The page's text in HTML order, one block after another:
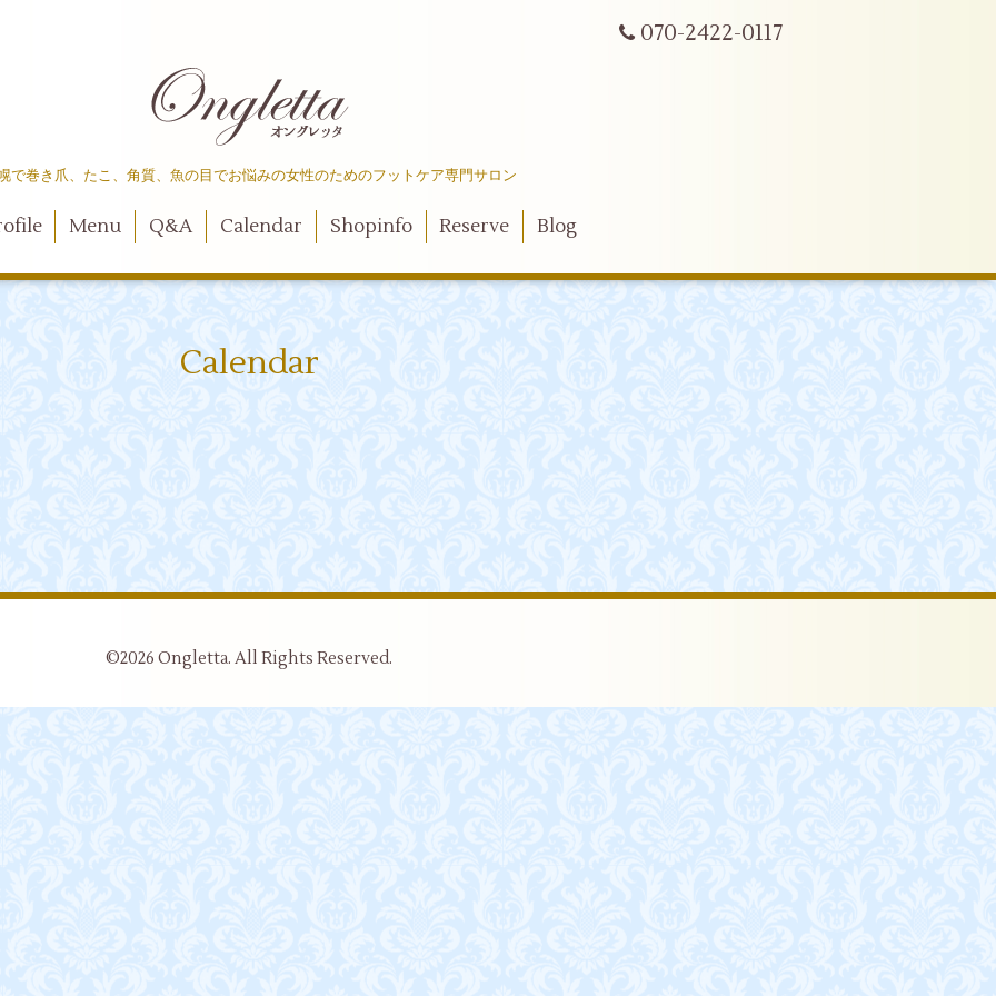
070-2422-0117
で巻き爪、たこ、角質、魚の目でお悩みの女性のためのフットケア専門サロン
Menu Q&A Calendar Shopinfo Reserve Blog
Calendar
©2026 Ongletta. All Rights Reserved.